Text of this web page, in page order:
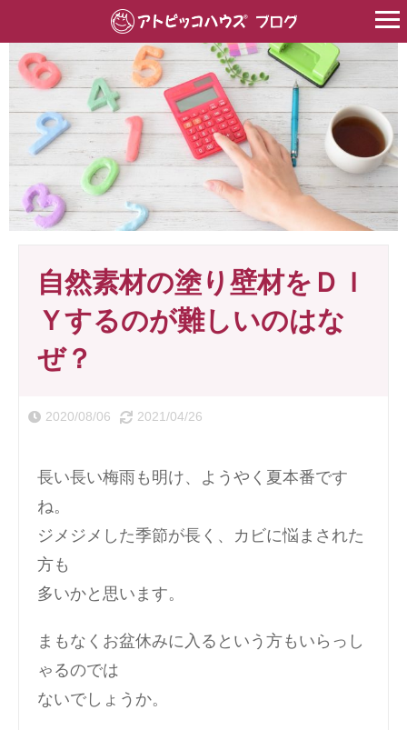
家づくり>リフォーム・リノベーション> 自然素材の塗り
自然素材の塗り壁材をＤＩ
Ｙするのが難しいのはな
ぜ？
2020/08/06 2021/04/26
長い長い梅雨も明け、ようやく夏本番です
ね。
ジメジメした季節が長く、カビに悩まされた
方も
多いかと思います。
まもなくお盆休みに入るという方もいらっし
ゃるのでは
ないでしょうか。